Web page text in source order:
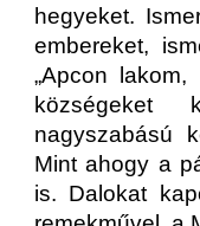
hegyeket.
embereket,
„Apcon
községeket
nagyszabású
Mint ahogy a
is. Dalokat